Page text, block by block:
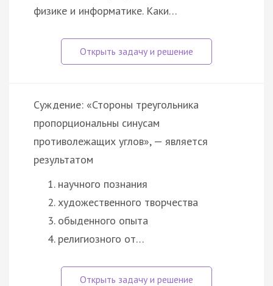
физике и информатике. Каки…
Суждение: «Стороны треугольника
пропорциональны синусам
противолежащих углов», — является
результатом
научного познания
художественного творчества
обыденного опыта
религиозного от…